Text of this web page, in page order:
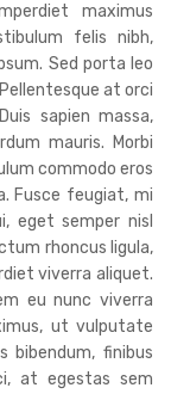
maximus
felis nibh,
Sed porta leo
at orci
sapien massa,
mauris. Morbi
commodo eros
Fusce feugiat, mi
eget semper nisl
rhoncus ligula,
viverra aliquet.
eu nunc viverra
ut vulputate
bibendum, finibus
at egestas sem